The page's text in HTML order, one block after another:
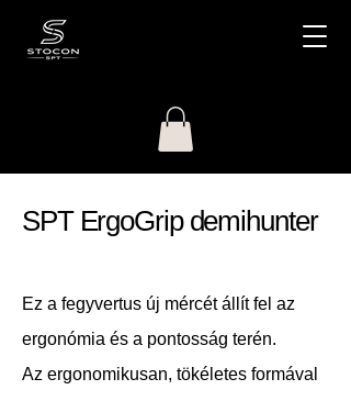
SPT ErgoGrip demihunter
Ez a fegyvertus új mércét állít fel az
ergonómia és a pontosság terén.
Az ergonomikusan, tökéletes formával